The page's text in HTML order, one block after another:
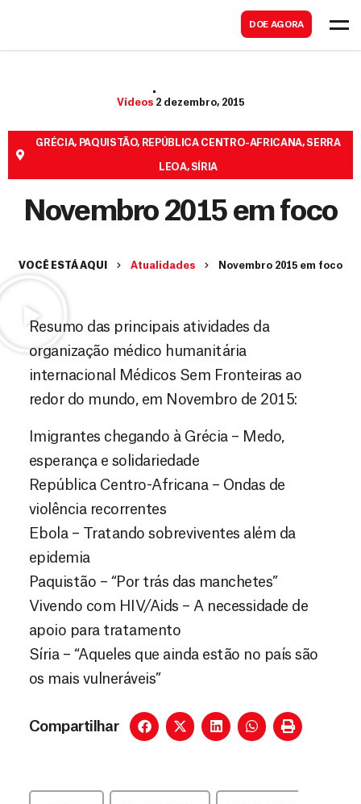
DOE AGORA
Vídeos 2 dezembro, 2015
GRÉCIA, PAQUISTÃO, REPÚBLICA CENTRO-AFRICANA, SERRA
LEOA, SÍRIA
Novembro 2015 em foco
VOCÊ ESTÁ AQUI Atualidades Novembro 2015 em foco
Resumo das principais atividades da
organização médico humanitária
internacional Médicos Sem Fronteiras ao
redor do mundo, em Novembro de 2015:
Imigrantes chegando à Grécia – Medo,
esperança e solidariedade
República Centro-Africana – Ondas de
violência recorrentes
Ebola – Tratando sobreviventes além da
epidemia
Paquistão – “Por trás das manchetes”
Vivendo com HIV/Aids – A necessidade de
apoio para tratamento
Síria – “Aqueles que ainda estão no país são
os mais vulneráveis”
Compartilhar
a
r